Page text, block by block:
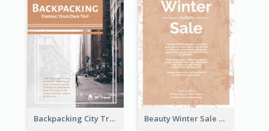
Backpacking City Travel Flyer Beauty Winter Sale Flyer